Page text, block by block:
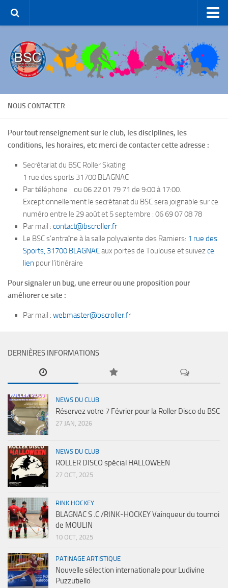
Le Club
Patinage Artistique
Roller-Hockey
Patinage de Loisirs
Nous Contacter
Liens et partenaires
NOUS CONTACTER
Pour tout renseignement sur le club, les disciplines, les
conditions, les horaires, etc merci de contacter cette adresse :
Secrétariat du BSC Roller Skating
1 rue des sports 31700 BLAGNAC
Par téléphone : ou 06 22 01 79 71 de 9:00 à 17:00.
Exceptionnellement le secrétariat du BSC sera joignable sur ce
numéro entre le 29 août et 5 septembre : 06 69 07 08 78
Par mail : contact@bscroller.fr
Le BSC s’entraîne à la salle polyvalente des Ramiers: 1 rue des
Sports, 31700 BLAGNACaux portes de Toulouse et suivezce
lien pour l’itinéraire
Pour signaler un bug, une erreur ou une proposition pour
améliorer ce site :
Par mail : webmaster@bscroller.fr
DERNIÈRES INFORMATIONS
NEWS DU CLUB
Réservez votre 7 Février pour la Roller Disco du BSC
27 JAN, 2026
NEWS DU CLUB
ROLLER DISCO spécial HALLOWEEN
27 OCT, 2025
RINK HOCKEY
BLAGNAC S .C /RINK-HOCKEY Vainqueur du tournoi
de MOULIN
10 OCT, 2025
PATINAGE ARTISTIQUE
Nouvelle sélection internationale pour Ludivine
Puzzutiello